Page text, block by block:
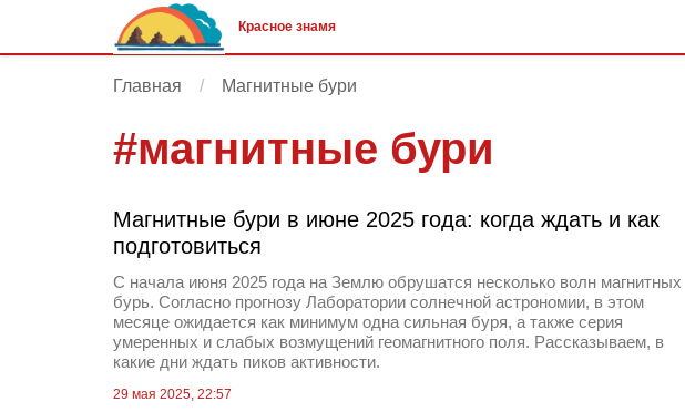
Красное знамя
Главная Магнитные бури
#магнитные бури
Магнитные бури в июне 2025 года: когда ждать и как
подготовиться
С начала июня 2025 года на Землю обрушатся несколько волн магнитных
бурь. Согласно прогнозу Лаборатории солнечной астрономии, в этом
месяце ожидается как минимум одна сильная буря, а также серия
умеренных и слабых возмущений геомагнитного поля. Рассказываем, в
какие дни ждать пиков активности.
29 мая 2025, 22:57